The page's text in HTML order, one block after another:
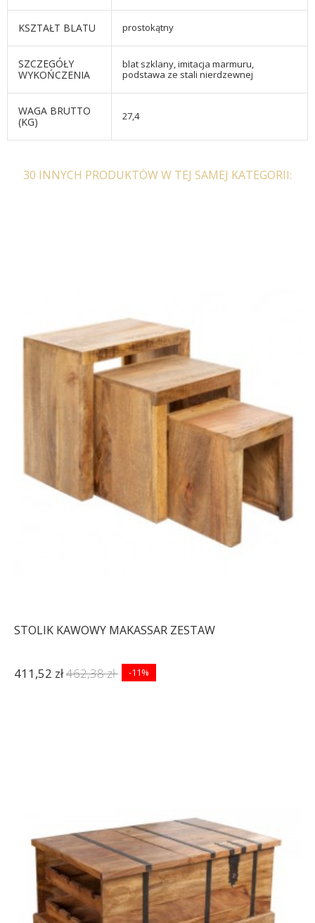
KSZTAŁT BLATU prostokątny
SZCZEGÓŁY
WYKOŃCZENIA
blat szklany, imitacja marmuru,
podstawa ze stali nierdzewnej
WAGA BRUTTO
(KG)
27,4
30 INNYCH PRODUKTÓW W TEJ SAMEJ KATEGORII:
STOLIK KAWOWY MAKASSAR ZESTAW
411,52 zł462,38 zł -11%